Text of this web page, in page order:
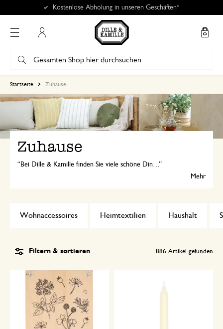
Kostenlose Abholung in unseren Geschäften*
Startseite Zuhause
Zuhause
Bei Dille & Kamille finden Sie viele schöne Dinge für Ihr Zuhause. Zeitlose Stühle, weiche Plaids, schlichte Blumentöpfe und hübsche Kerzen und Kerzenständer. Mit Liebe und Sorgfalt ausgewählt!
Mehr
Wohnaccessoires Heimtextilien Haushalt
Filtern & sortieren 886 Artikel gefunden